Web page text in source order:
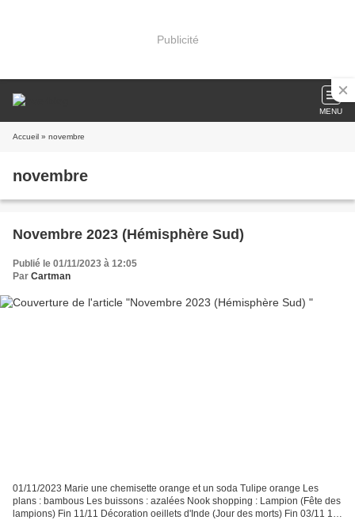
Publicité
MENU
Accueil » novembre
novembre
Novembre 2023 (Hémisphère Sud)
Publié le 01/11/2023 à 12:05
Par Cartman
01/11/2023 Marie une chemisette orange et un soda Tulipe orange Les
plans : bambous Les buissons : azalées Nook shopping : Lampion (Fête des
lampions) Fin 11/11 Décoration oeillets d'Inde (Jour des morts) Fin 03/11 11